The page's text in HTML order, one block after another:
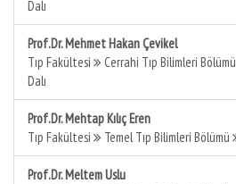
Dalı
Prof.Dr. Mehmet Hakan Çevikel
Tıp Fakültesi
Cerrahi Tıp Bilimleri Bölümü
Dalı
Prof.Dr. Mehtap Kılıç Eren
Tıp Fakültesi
Temel Tıp Bilimleri Bölümü
Prof.Dr. Meltem Uslu